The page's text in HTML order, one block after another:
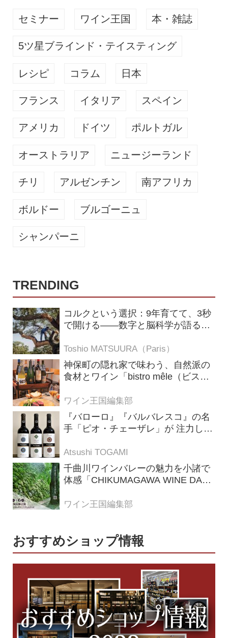
セミナー ワイン王国 本・雑誌
5ツ星ブラインド・テイスティング
レシピ コラム 日本
フランス イタリア スペイン
アメリカ ドイツ ポルトガル
オーストラリア ニュージーランド
チリ アルゼンチン 南アフリカ
ボルドー ブルゴーニュ
シャンパーニ
TRENDING
コルクという選択：9年育てて、3秒
で開ける——数字と脳科学が語る栓
Toshio MATSUURA（Paris）
神保町の隠れ家で味わう、自然派の
食材とワイン「bistro mêle（ビスト
ワイン王国編集部
『バローロ』『バルバレスコ』の名
手「ピオ・チェーザレ」が 注力し
畑）”シリーズ！
Atsushi TOGAMI
千曲川ワインバレーの魅力を小諸で
体感「CHIKUMAGAWA WINE DAYS
ワイン王国編集部
おすすめショップ情報